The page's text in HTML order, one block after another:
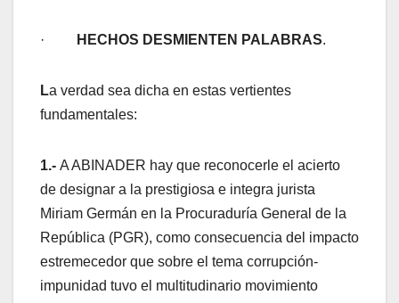
· HECHOS DESMIENTEN PALABRAS.
La verdad sea dicha en estas vertientes
fundamentales:
1.- A ABINADER hay que reconocerle el acierto
de designar a la prestigiosa e integra jurista
Miriam Germán en la Procuraduría General de la
República (PGR), como consecuencia del impacto
estremecedor que sobre el tema corrupción-
impunidad tuvo el multitudinario movimiento